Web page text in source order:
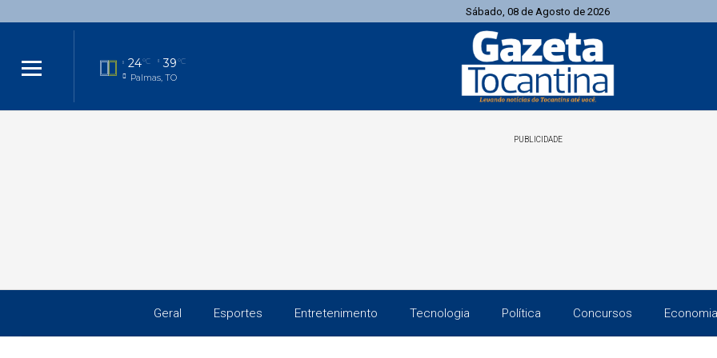
Sábado, 08 de Agosto de 2026
24°C 39°C
Palmas, TO
PUBLICIDADE
Geral Esportes Entretenimento Tecnologia Política Concursos Economia